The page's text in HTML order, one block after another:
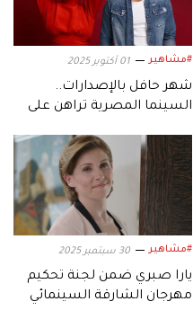
#مشاهير 01 أكتوبر 2025
شهر حافل بالإصدارات..
السينما المصرية تراهن على
#مشاهير 30 سبتمبر 2025
يارا صبري ضمن لجنة تحكيم
مهرجان الشارقة السينمائي